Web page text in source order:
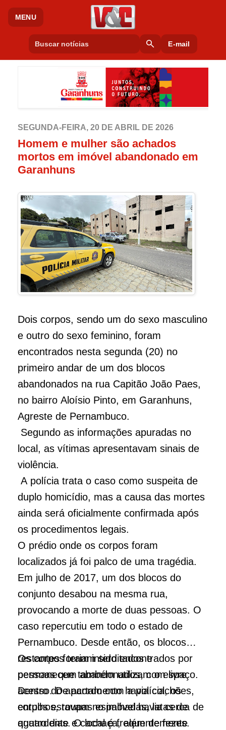
MENU
search E-mail
SEGUNDA-FEIRA, 20 DE ABRIL DE 2026
Homem e mulher são achados
mortos em imóvel abandonado em
Garanhuns
Dois corpos, sendo um do sexo masculino
e outro do sexo feminino, foram
encontrados nesta segunda (20) no
primeiro andar de um dos blocos
abandonados na rua Capitão João Paes,
no bairro Aloísio Pinto, em Garanhuns,
Agreste de Pernambuco.
Segundo as informações apuradas no
local, as vítimas apresentavam sinais de
violência.
A polícia trata o caso como suspeita de
duplo homicídio, mas a causa das mortes
ainda será oficialmente confirmada após
os procedimentos legais.
O prédio onde os corpos foram
localizados já foi palco de uma tragédia.
Em julho de 2017, um dos blocos do
conjunto desabou na mesma rua,
provocando a morte de duas pessoas. O
caso repercutiu em todo o estado de
Pernambuco. Desde então, os blocos
restantes foram interditados e
permanecem abandonados, com livre
acesso. De acordo com a polícia, os
corpos estavam no imóvel havia cerca de
quatro dias. O local é frequentemente
Os corpos teriam sido encontrados por
pessoas que também utilizam o espaço.
Dentro do apartamento havia colchões,
entulhos, roupas espalhadas, latas de
aguardente e cachaça, além de fezes.